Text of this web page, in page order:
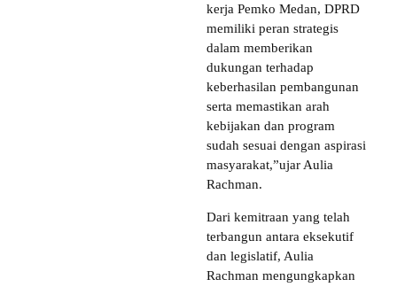
kerja Pemko Medan, DPRD
memiliki peran strategis
dalam memberikan
dukungan terhadap
keberhasilan pembangunan
serta memastikan arah
kebijakan dan program
sudah sesuai dengan aspirasi
masyarakat,”ujar Aulia
Rachman.
Dari kemitraan yang telah
terbangun antara eksekutif
dan legislatif, Aulia
Rachman mengungkapkan